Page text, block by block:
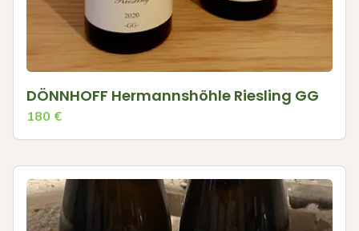
DÖNNHOFF Hermannshöhle Riesling GG
180 €